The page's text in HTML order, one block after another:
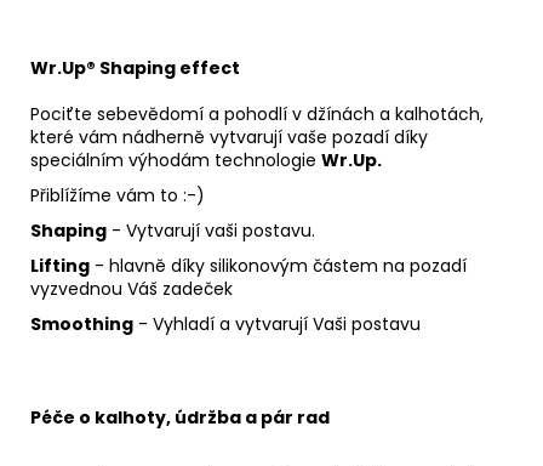
Wr.Up® Shaping effect
Pociťte sebevědomí a pohodlí v džínách a kalhotách,
které vám nádherně vytvarují vaše pozadí díky
speciálním výhodám technologie Wr.Up.
Přiblížíme vám to :-)
Shaping - Vytvarují vaši postavu.
Lifting - hlavně díky silikonovým částem na pozadí
vyzvednou Váš zadeček
Smoothing - Vyhladí a vytvarují Vaši postavu
Péče o kalhoty, údržba a pár rad